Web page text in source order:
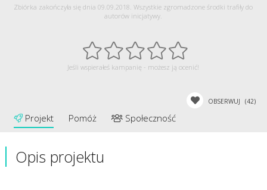
Zbiórka zakończyła się dnia 09.09.2018. Wszystkie zgromadzone środki trafiły do
autorów inicjatywy.
Jeśli wspierałeś kampanię - możesz ją ocenić!
OBSERWUJ (42)
Projekt Pomóż Społeczność
Opis projektu